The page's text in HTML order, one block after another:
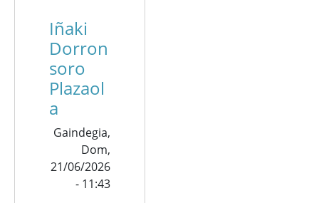
Iñaki
Dorron
soro
Plazaol
a
Gaindegia,
Dom,
21/06/2026
- 11:43